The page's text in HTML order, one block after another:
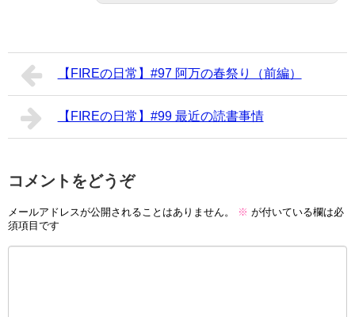
【FIREの日常】#97 阿万の春祭り（前編）
【FIREの日常】#99 最近の読書事情
コメントをどうぞ
メールアドレスが公開されることはありません。 ※ が付いている欄は必
須項目です